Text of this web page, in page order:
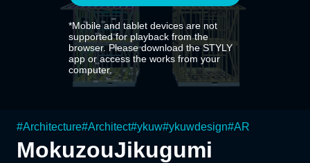
*Mobile and tablet devices are not
supported for playback from the
browser. Please download the STYLY
app or access the works from your
computer.
#Architecture#Architect#ykuw#ykuwdesign#AR
MokuzouJikugumi